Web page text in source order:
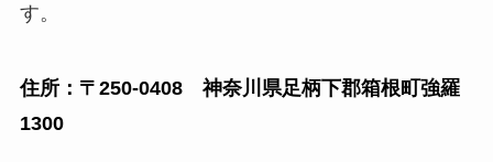
す。
住所：〒250-0408 神奈川県足柄下郡箱根町強羅
1300